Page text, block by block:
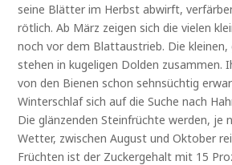
seine Blätter im Herbst abwirft,
rötlich. Ab März zeigen sich die vielen
noch vor dem Blattaustrieb. Die kleinen,
stehen in kugeligen Dolden zusammen.
von den Bienen schon sehnsüchtig
Winterschlaf sich auf die Suche nach
Die glänzenden Steinfrüchte werden, je
Wetter, zwischen August und Oktober
Früchten ist der Zuckergehalt mit 15